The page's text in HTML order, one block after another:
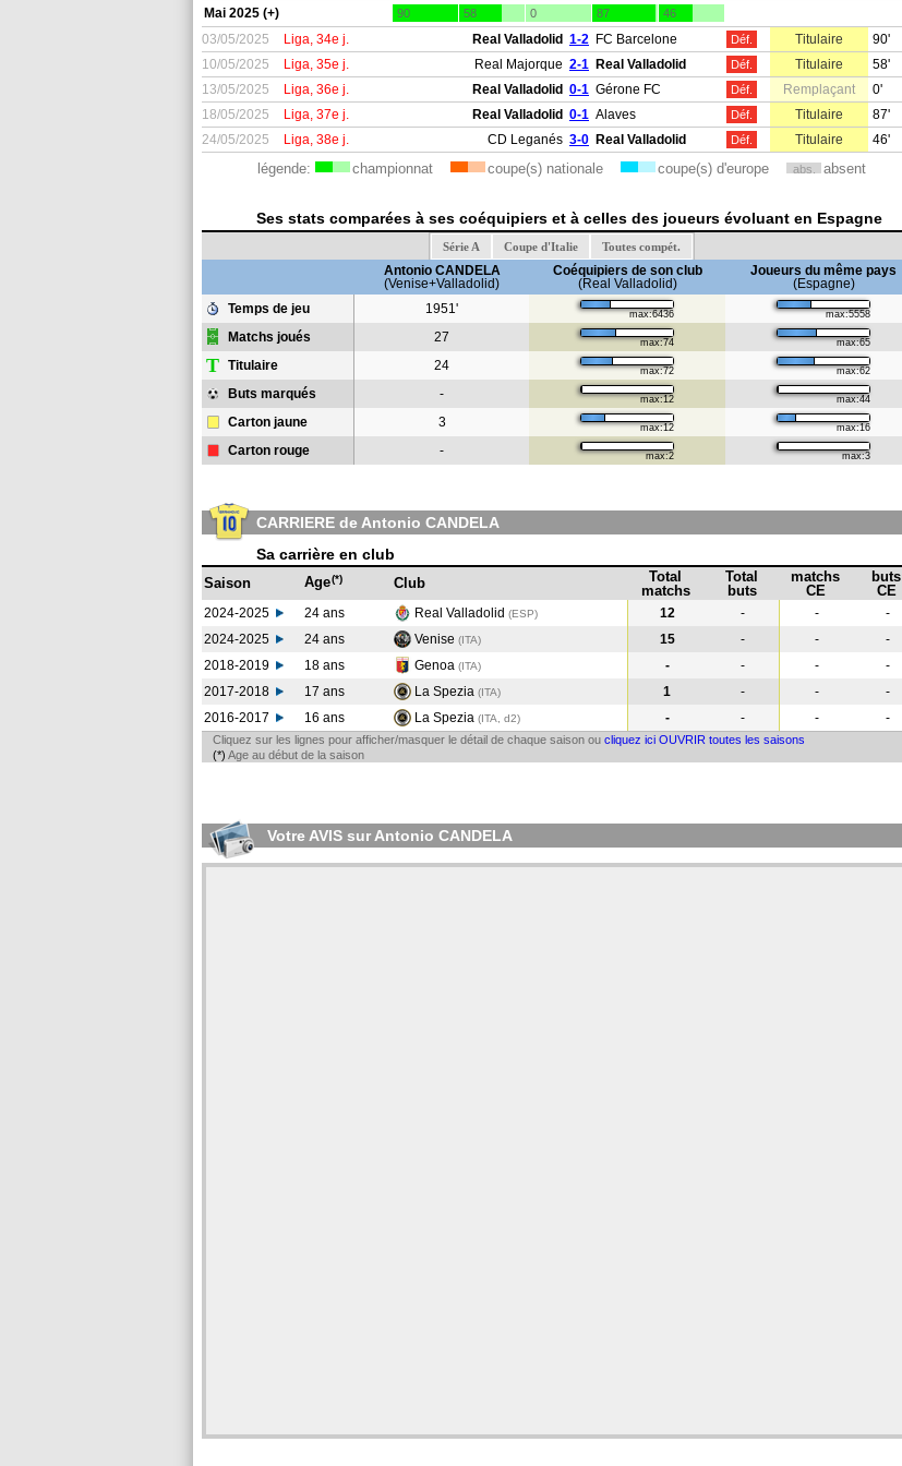
Mai 2025 (+) 90 58 0 87 46
03/05/2025 Liga, 34e j. Real Valladolid 1-2 FC Barcelone Déf. Titulaire
90'
10/05/2025
Liga, 35e j. Real Majorque 2-1 Real Valladolid Déf. Titulaire
58'
13/05/2025
Liga, 36e j. Real Valladolid 0-1 Gérone FC Déf. Remplaçant
0'
18/05/2025
Liga, 37e j. Real Valladolid 0-1 Alaves Déf. Titulaire
87'
24/05/2025
Liga, 38e j. CD Leganés 3-0 Real Valladolid Déf. Titulaire 46'
légende: championnat coupe(s) nationale coupe(s) d'europe abs. absent
Ses stats comparées à ses coéquipiers et à celles des joueurs évoluant en Espagne
Série A Coupe d'Italie Toutes compét.
Antonio CANDELA
(Venise+Valladolid)
Coéquipiers de son club
(Real Valladolid)
Joueurs du même pays
(Espagne)
Temps de jeu
1951' max:6436 max:5558
Matchs joués 27 max:74 max:65
T Titulaire 24 max:72 max:62
Buts marqués - max:12 max:44
Carton jaune 3 max:12 max:16
Carton rouge - max:2 max:3
CARRIERE de Antonio CANDELA
Sa carrière en club
Saison Age(*) Club
Total
matchs
Total
buts
matchs
CE
buts
CE
2024-2025 24 ans Real Valladolid (ESP) 12 - -
-
2024-2025
24 ans Venise (ITA) 15 - -
-
2018-2019
18 ans Genoa (ITA) - - -
-
2017-2018
17 ans La Spezia (ITA) 1 - -
-
2016-2017
16 ans La Spezia (ITA, d2) - - - -
Cliquez sur les lignes pour afficher/masquer le détail de chaque saison ou cliquez ici OUVRIR toutes les saisons
(*) Age au début de la saison
Votre AVIS sur Antonio CANDELA